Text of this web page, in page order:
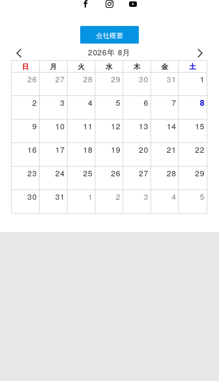
会社概要
2026年 8月
日 月 火 水 木 金 土
26 27 28 29 30 31 1
2 3 4 5 6 7 8
9 10 11 12 13 14 15
16 17 18 19 20 21 22
23 24 25 26 27 28 29
30 31 1 2 3 4 5